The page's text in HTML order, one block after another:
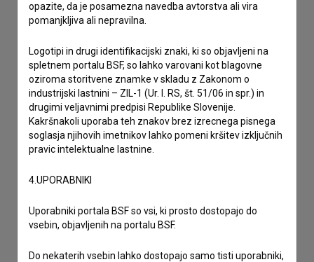
Sprejemamsplošne pogojein dajemsoglasjeza
opazite, da je posamezna navedba avtorstva ali vira
pomanjkljiva ali nepravilna.
Logotipi in drugi identifikacijski znaki, ki so objavljeni na
spletnem portalu BSF, so lahko varovani kot blagovne
oziroma storitvene znamke v skladu z Zakonom o
industrijski lastnini – ZIL-1 (Ur. l. RS, št. 51/06 in spr.) in
drugimi veljavnimi predpisi Republike Slovenije.
Kakršnakoli uporaba teh znakov brez izrecnega pisnega
soglasja njihovih imetnikov lahko pomeni kršitev izključnih
pravic intelektualne lastnine.
4.UPORABNIKI
Uporabniki portala BSF so vsi, ki prosto dostopajo do
vsebin, objavljenih na portalu BSF.
Do nekaterih vsebin lahko dostopajo samo tisti uporabniki,